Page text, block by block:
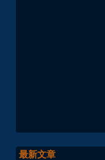
最新文章